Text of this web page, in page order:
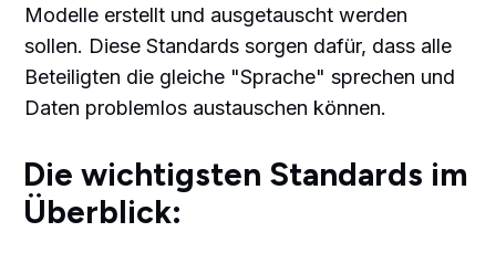
Modelle erstellt und ausgetauscht werden
sollen. Diese Standards sorgen dafür, dass alle
Beteiligten die gleiche "Sprache" sprechen und
Daten problemlos austauschen können.
Die wichtigsten Standards im
Überblick: